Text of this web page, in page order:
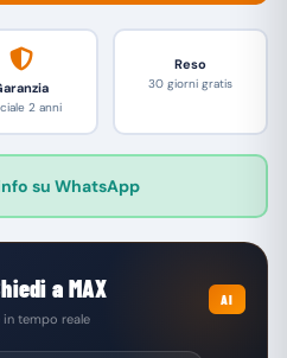
2 anni
Reso
30 giorni gratis
su WhatsApp
a MAX
in tempo reale
AI